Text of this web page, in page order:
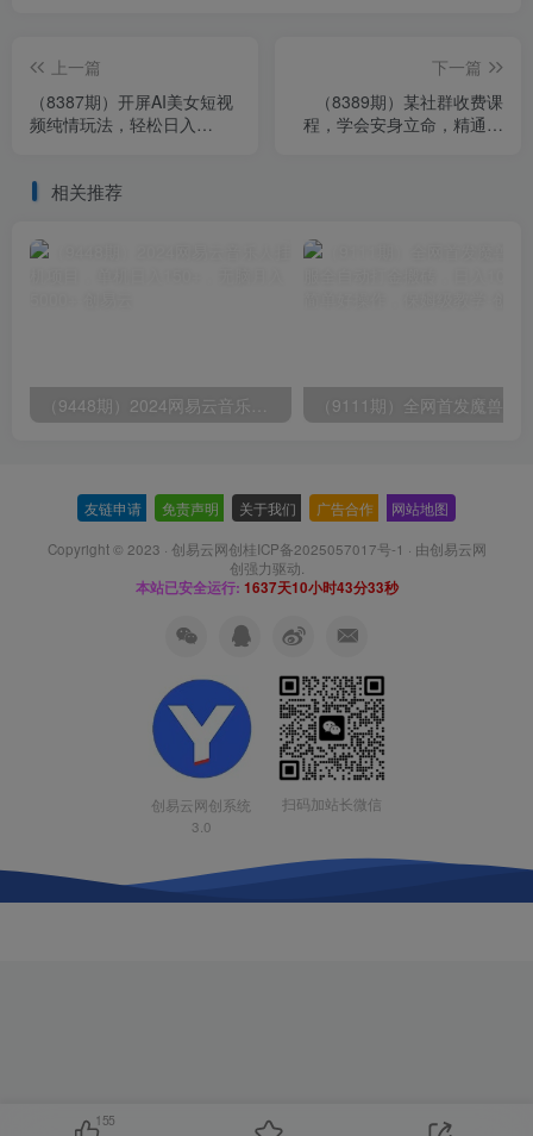
上一篇
（8387期）开屏AI美女短视
频纯情玩法，轻松日入
下一篇
（8389期）某社群收费课
程，学会安身立命，精通人
相关推荐
友链申请 免责声明 关于我们 广告合作 网站地图
Copyright © 2023 · 创易云网创桂ICP备2025057017号-1 · 由创易云网
创强力驱动.
本站已安全运行: 1637天10小时43分34秒
创易云网创系统
3.0
扫码加站长微信
155